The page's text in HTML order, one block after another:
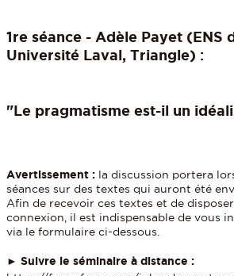
1re séance - Adèle Payet (ENS
Université Laval, Triangle) :
"Le pragmatisme est-il un
Avertissement : la discussion portera
séances sur des textes qui auront été
Afin de recevoir ces textes et de
connexion, il est indispensable de vous
via le formulaire ci-dessous.
► Suivre le séminaire à distance :